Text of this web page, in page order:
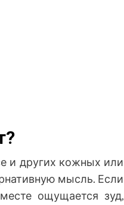
и других кожных или
мысль. Если
ощущается зуд,